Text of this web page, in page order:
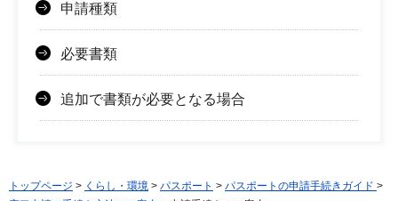
申請種類
必要書類
追加で書類が必要となる場合
トップページ > くらし・環境 > パスポート > パスポートの申請手続きガイド >